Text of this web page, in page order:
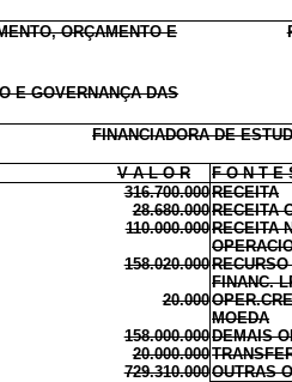
ORÇAMENTO E
E GOVERNANÇA DAS
FINANCIADORA DE
V A L O R
F O N T E
316.700.000RECEITA
28.680.000RECEITA
110.000.000RECEITA
158.020.000
FINANC.
20.000
MOEDA
158.000.000DEMAIS
20.000.000
729.310.000OUTRAS